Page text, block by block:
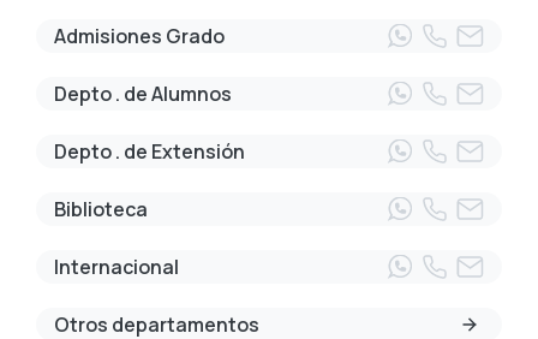
Admisiones Grado
Depto . de Alumnos
Depto . de Extensión
Biblioteca
Internacional
Otros departamentos